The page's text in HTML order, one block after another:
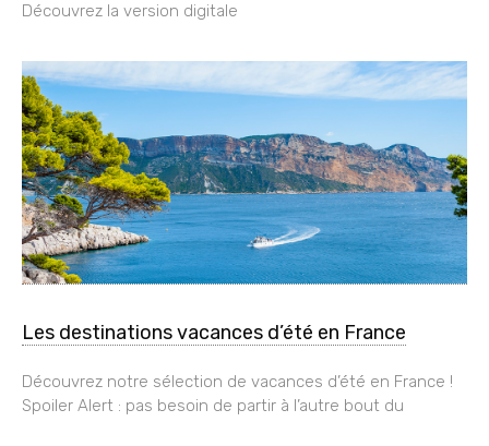
Découvrez la version digitale
Les destinations vacances d’été en France
Découvrez notre sélection de vacances d’été en France !
Spoiler Alert : pas besoin de partir à l’autre bout du